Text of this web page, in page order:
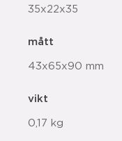
35x22x35
mått
43x65x90 mm
vikt
0,17 kg